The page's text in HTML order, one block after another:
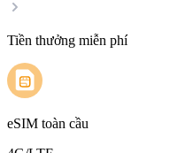
Tiền thưởng miễn phí
eSIM toàn cầu